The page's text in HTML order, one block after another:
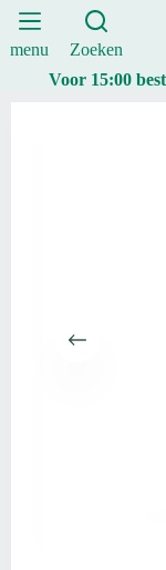
Ga
naar
demenu
Zoeken
Voor 15:00
–
ml